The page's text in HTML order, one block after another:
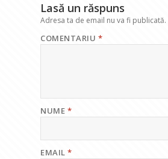
Lasă un răspuns
Adresa ta de email nu va fi publicată.
COMENTARIU *
NUME *
EMAIL*